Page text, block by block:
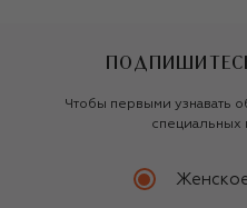
Чтобы первыми узнавать
специальных